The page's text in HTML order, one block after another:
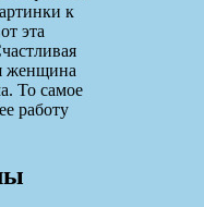
к
эта
женщина
То самое
работу